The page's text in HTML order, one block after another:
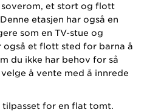
soverom, et stort og flott
etasjen har også en
som en TV-stue og
et flott sted for barna å
du ikke har behov for så
å vente med å innrede
tilpasset for en flat tomt.